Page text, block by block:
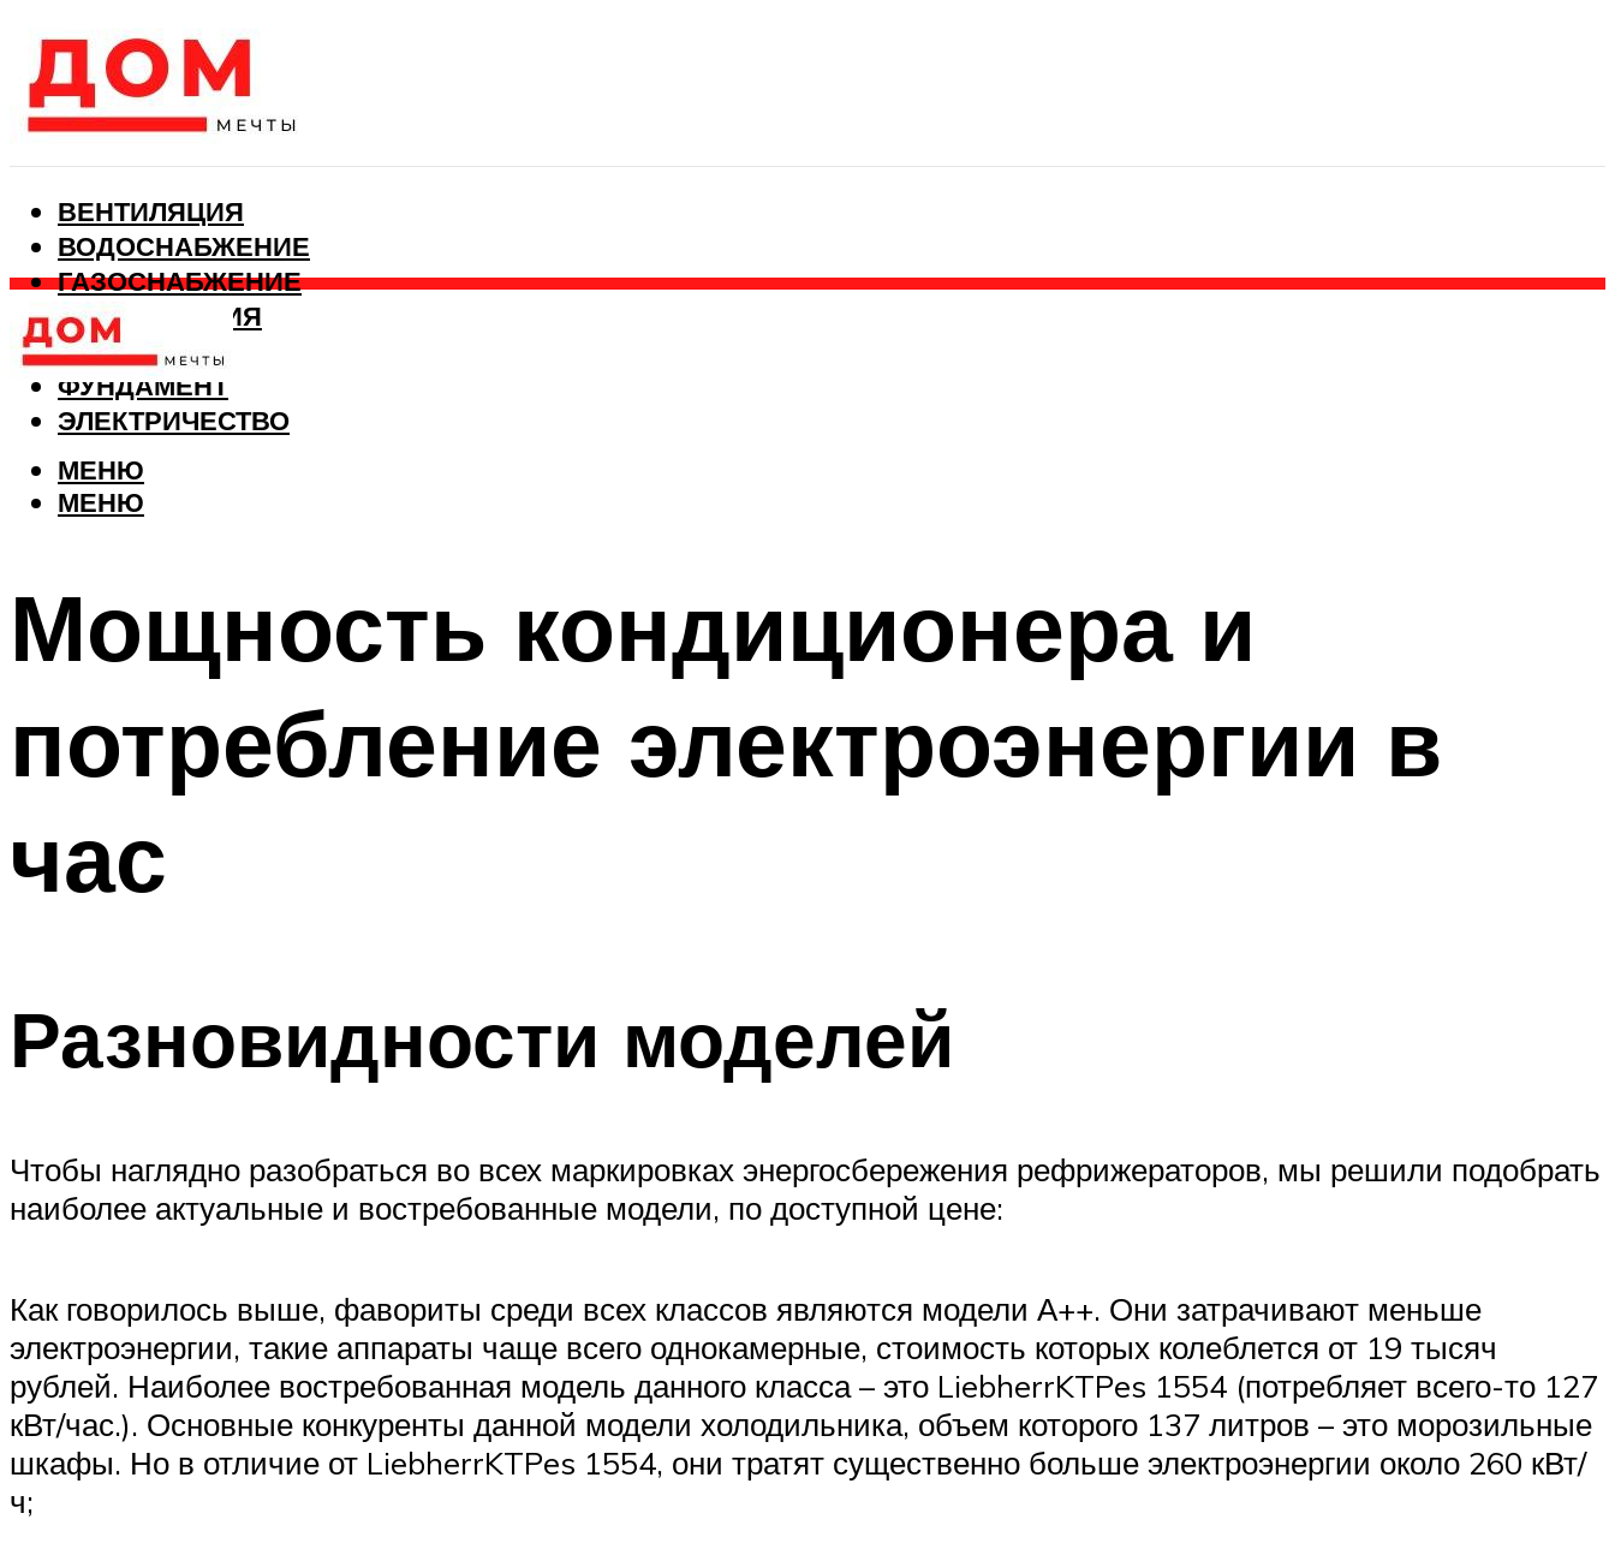
ВЕНТИЛЯЦИЯ
ВОДОСНАБЖЕНИЕ
ГАЗОСНАБЖЕНИЕ
КАНАЛИЗАЦИЯ
ОТОПЛЕНИЕ
ФУНДАМЕНТ
ЭЛЕКТРИЧЕСТВО
МЕНЮ
МЕНЮ
Мощность кондиционера и
потребление электроэнергии в
час
Разновидности моделей
Чтобы наглядно разобраться во всех маркировках энергосбережения рефрижераторов, мы решили подобрать
наиболее актуальные и востребованные модели, по доступной цене:
Как говорилось выше, фавориты среди всех классов являются модели А++. Они затрачивают меньше
электроэнергии, такие аппараты чаще всего однокамерные, стоимость которых колеблется от 19 тысяч
рублей. Наиболее востребованная модель данного класса – это LiebherrKTPes 1554 (потребляет всего-то 127
кВт/час.). Основные конкуренты данной модели холодильника, объем которого 137 литров – это морозильные
шкафы. Но в отличие от LiebherrKTPes 1554, они тратят существенно больше электроэнергии около 260 кВт/
ч;